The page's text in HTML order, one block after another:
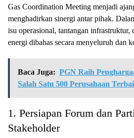
Gas Coordination Meeting menjadi
menghadirkan sinergi antar pihak.
isu operasional, tantangan infrastruktur,
energi dibahas secara menyeluruh dan
Baca Juga: PGN Raih
Salah Satu 500 Perusahaan
1. Persiapan Forum dan
Stakeholder